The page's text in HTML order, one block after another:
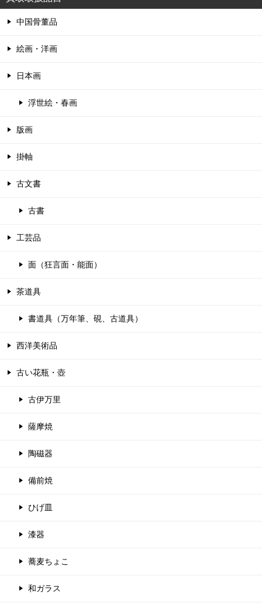
中国骨董品
絵画・洋画
日本画
浮世絵・春画
版画
掛軸
古文書
古書
工芸品
面（狂言面・能面）
茶道具
書道具（万年筆、硯、古道具）
西洋美術品
古い花瓶・壺
古伊万里
薩摩焼
陶磁器
備前焼
ひげ皿
漆器
蕎麦ちょこ
和ガラス